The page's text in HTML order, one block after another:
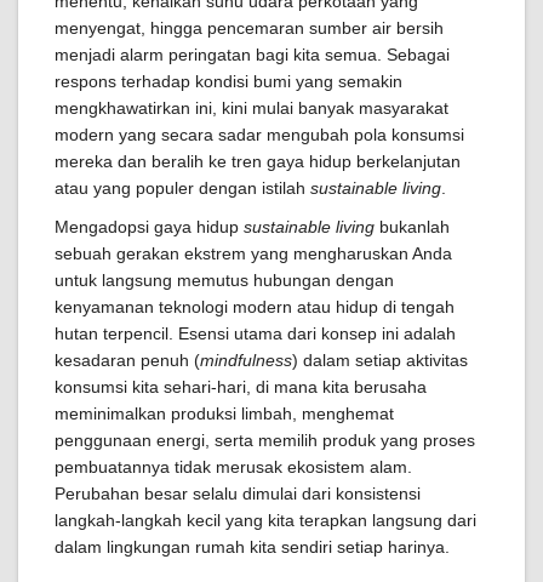
menyengat, hingga pencemaran sumber air bersih
menjadi alarm peringatan bagi kita semua. Sebagai
respons terhadap kondisi bumi yang semakin
mengkhawatirkan ini, kini mulai banyak masyarakat
modern yang secara sadar mengubah pola konsumsi
mereka dan beralih ke tren gaya hidup berkelanjutan
atau yang populer dengan istilah sustainable living
Mengadopsi gaya hidup sustainable living bukanlah
sebuah gerakan ekstrem yang mengharuskan Anda
untuk langsung memutus hubungan dengan
kenyamanan teknologi modern atau hidup di tengah
hutan terpencil. Esensi utama dari konsep ini adalah
kesadaran penuh (mindfulness) dalam setiap aktivitas
konsumsi kita sehari-hari, di mana kita berusaha
meminimalkan produksi limbah, menghemat
penggunaan energi, serta memilih produk yang proses
pembuatannya tidak merusak ekosistem alam.
Perubahan besar selalu dimulai dari konsistensi
langkah-langkah kecil yang kita terapkan langsung dari
dalam lingkungan rumah kita sendiri setiap harinya.